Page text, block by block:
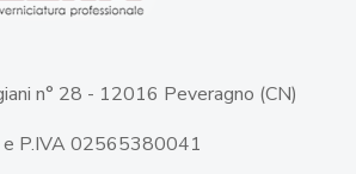
n° 28 - 12016 Peveragno (CN)
e P.IVA 02565380041